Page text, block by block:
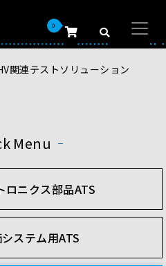
0
関連テストソリューション
Menu
ロニクス部品ATS
ステム用ATS